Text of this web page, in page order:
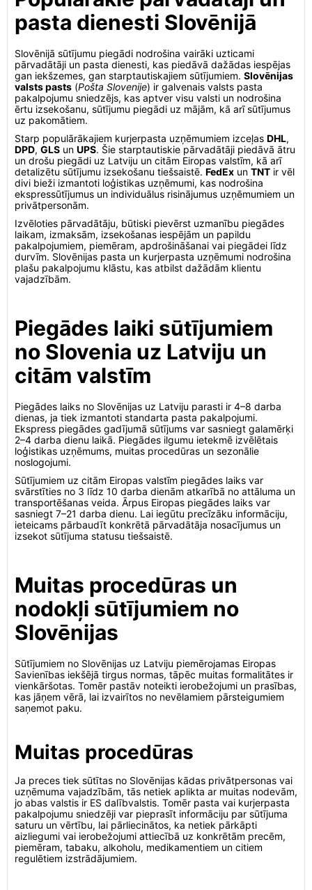
pasta dienesti Slovēnijā
Slovēnijā sūtījumu piegādi nodrošina vairāki uzticami
pārvadātāji un pasta dienesti, kas piedāvā dažādas iespējas
gan iekšzemes, gan starptautiskajiem sūtījumiem. Slovēnijas
valsts pasts (Pošta Slovenije) ir galvenais valsts pasta
pakalpojumu sniedzējs, kas aptver visu valsti un nodrošina
ērtu izsekošanu, sūtījumu piegādi uz mājām, kā arī sūtījumus
uz pakomātiem.
Starp populārākajiem kurjerpasta uzņēmumiem izceļas DHL,
DPD, GLS un UPS. Šie starptautiskie pārvadātāji piedāvā ātru
un drošu piegādi uz Latviju un citām Eiropas valstīm, kā arī
detalizētu sūtījumu izsekošanu tiešsaistē. FedEx un TNT ir vēl
divi bieži izmantoti loģistikas uzņēmumi, kas nodrošina
ekspressūtījumus un individuālus risinājumus uzņēmumiem un
privātpersonām.
Izvēloties pārvadātāju, būtiski pievērst uzmanību piegādes
laikam, izmaksām, izsekošanas iespējām un papildu
pakalpojumiem, piemēram, apdrošināšanai vai piegādei līdz
durvīm. Slovēnijas pasta un kurjerpasta uzņēmumi nodrošina
plašu pakalpojumu klāstu, kas atbilst dažādām klientu
vajadzībām.
Piegādes laiki sūtījumiem
no Slovenia uz Latviju un
citām valstīm
Piegādes laiks no Slovēnijas uz Latviju parasti ir 4–8 darba
dienas, ja tiek izmantoti standarta pasta pakalpojumi.
Ekspress piegādes gadījumā sūtījums var sasniegt galamērķi
2–4 darba dienu laikā. Piegādes ilgumu ietekmē izvēlētais
loģistikas uzņēmums, muitas procedūras un sezonālie
noslogojumi.
Sūtījumiem uz citām Eiropas valstīm piegādes laiks var
svārstīties no 3 līdz 10 darba dienām atkarībā no attāluma un
transportēšanas veida. Ārpus Eiropas piegādes laiks var
sasniegt 7–21 darba dienu. Lai iegūtu precīzāku informāciju,
ieteicams pārbaudīt konkrētā pārvadātāja nosacījumus un
izsekot sūtījuma statusu tiešsaistē.
Muitas procedūras un
nodokļi sūtījumiem no
Slovēnijas
Sūtījumiem no Slovēnijas uz Latviju piemērojamas Eiropas
Savienības iekšējā tirgus normas, tāpēc muitas formalitātes ir
vienkāršotas. Tomēr pastāv noteikti ierobežojumi un prasības,
kas jāņem vērā, lai izvairītos no nevēlamiem pārsteigumiem
saņemot paku.
Muitas procedūras
Ja preces tiek sūtītas no Slovēnijas kādas privātpersonas vai
uzņēmuma vajadzībām, tās netiek aplikta ar muitas nodevām,
jo abas valstis ir ES dalībvalstis. Tomēr pasta vai kurjerpasta
pakalpojumu sniedzēji var pieprasīt informāciju par sūtījuma
saturu un vērtību, lai pārliecinātos, ka netiek pārkāpti
aizliegumi vai ierobežojumi attiecībā uz konkrētām precēm,
piemēram, tabaku, alkoholu, medikamentiem un citiem
regulētiem izstrādājumiem.